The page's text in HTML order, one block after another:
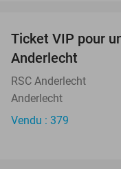
Ticket VIP pour
Anderlecht
RSC Anderlecht
Anderlecht
Vendu : 379